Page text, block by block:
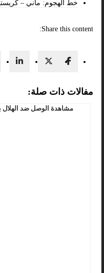
خط الهجوم: ماني –
Share this content:
مفالات ذات صلة:
مشاهدة الوصل ضد الهلال